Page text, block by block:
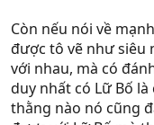
Còn nếu nói về
được tô vẽ như siêu
với nhau, mà có
duy nhất có Lữ Bố
thằng nào nó cũng